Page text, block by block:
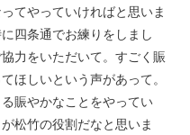
てやっていければと思いま
四条通でお練りをしまし
力をいただいて。すごく賑
ほしいという声があって。
賑やかなことをやってい
松竹の役割だなと思いま